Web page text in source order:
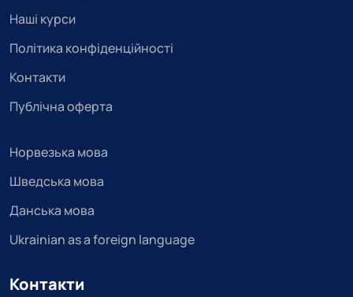
Наші курси
Політика конфіденційності
Контакти
Публічна оферта
Норвезька мова
Шведська мова
Данська мова
Ukrainian as a foreign language
Контакти